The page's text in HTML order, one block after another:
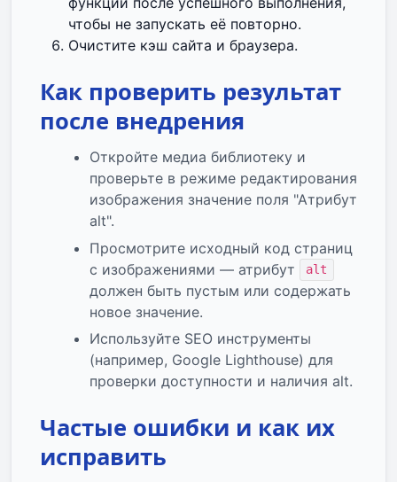
чтобы не запускать её повторно.
Очистите кэш сайта и браузера.
Как проверить результат
после внедрения
Откройте медиа библиотеку и
проверьте в режиме редактирования
изображения значение поля "Атрибут
alt".
Просмотрите исходный код страниц
с изображениями — атрибут
alt
должен быть пустым или содержать
новое значение.
Используйте SEO инструменты
(например, Google Lighthouse) для
проверки доступности и наличия alt.
Частые ошибки и как их
исправить